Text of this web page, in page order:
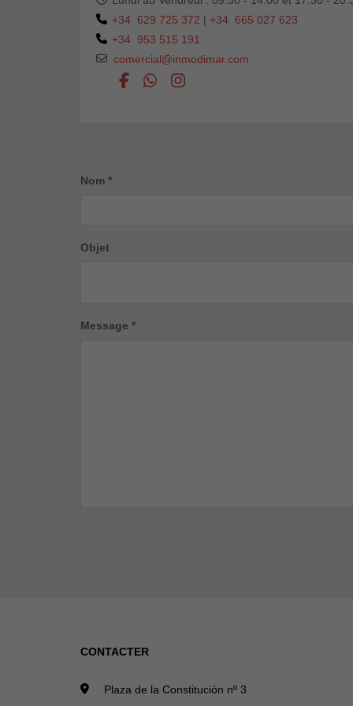
+34 629 725 372 | +34 665 027 623
+34 953 515 191
comercial@inmodimar.com
Nom *
Objet
Message *
CONTACTER
Plaza de la Constitución nº 3